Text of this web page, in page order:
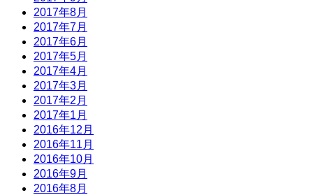
2017年8月
2017年7月
2017年6月
2017年5月
2017年4月
2017年3月
2017年2月
2017年1月
2016年12月
2016年11月
2016年10月
2016年9月
2016年8月